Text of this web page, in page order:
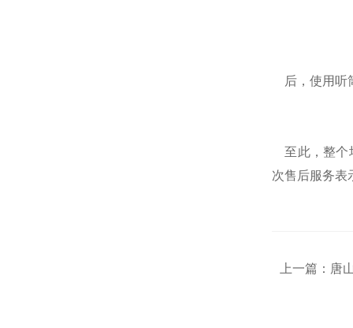
后，使用听
至此，整个
次售后服务表
上一篇： 唐